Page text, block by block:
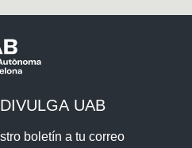
UAB
boletín a tu correo